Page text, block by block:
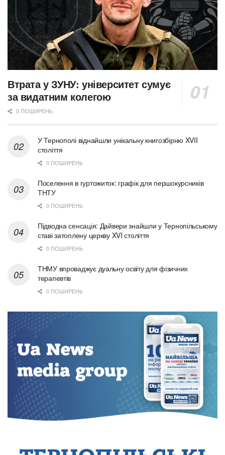
Втрата у ЗУНУ: університет сумує
за видатним колегою
0 ПОШИРЕНЬ
У Тернополі віднайшли унікальну книгозбірню XVII
століття
0 ПОШИРЕНЬ
Поселення в гуртожиток: графік для першокурсників
ТНТУ
0 ПОШИРЕНЬ
Підводна сенсація: Дайвери знайшли у Тернопільському
ставі затоплену церкву XVI століття
0 ПОШИРЕНЬ
ТНМУ впроваджує дуальну освіту для фізичних
терапевтів
0 ПОШИРЕНЬ